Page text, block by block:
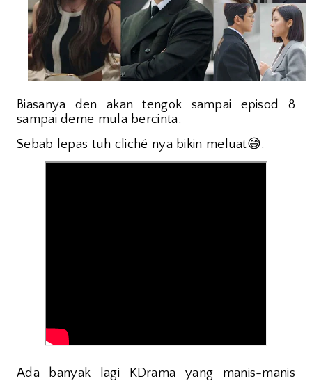
Biasanya den akan tengok sampai episod 8
sampai deme mula bercinta.
Sebab lepas tuh cliché nya bikin meluat😅.
Ada banyak lagi KDrama yang manis-manis